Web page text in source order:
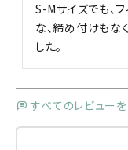
S-Mサイズでも、
な、締め付けもな
した。
すべてのレビュー